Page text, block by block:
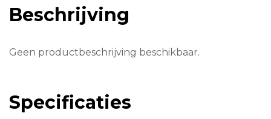
Beschrijving
Geen productbeschrijving beschikbaar.
Specificaties